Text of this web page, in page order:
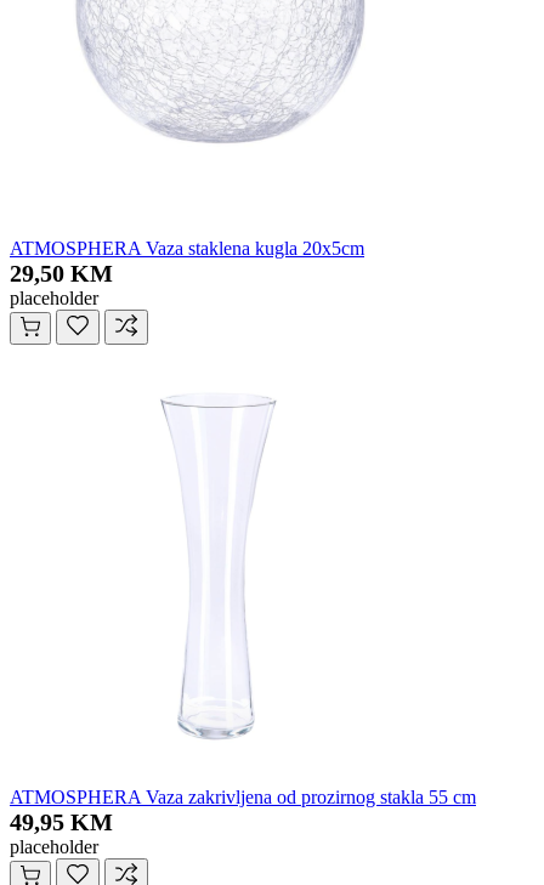
ATMOSPHERA Vaza staklena kugla 20x5cm
29,50 KM
placeholder
ATMOSPHERA Vaza zakrivljena od prozirnog stakla 55 cm
49,95 KM
placeholder